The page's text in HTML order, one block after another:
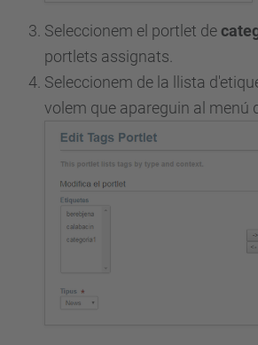
Seleccionem el portlet de
portlets assignats.
Seleccionem de la llista
volem que apareguin al menú